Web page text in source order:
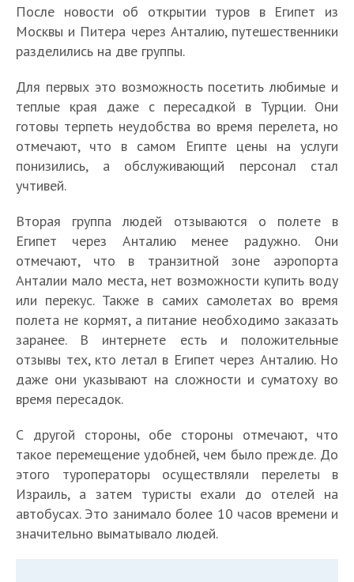
После новости об открытии туров в Египет из
Москвы и Питера через Анталию, путешественники
разделились на две группы.
Для первых это возможность посетить любимые и
теплые края даже с пересадкой в Турции. Они
готовы терпеть неудобства во время перелета, но
отмечают, что в самом Египте цены на услуги
понизились, а обслуживающий персонал стал
учтивей.
Вторая группа людей отзываются о полете в
Египет через Анталию менее радужно. Они
отмечают, что в транзитной зоне аэропорта
Анталии мало места, нет возможности купить воду
или перекус. Также в самих самолетах во время
полета не кормят, а питание необходимо заказать
заранее. В интернете есть и положительные
отзывы тех, кто летал в Египет через Анталию. Но
даже они указывают на сложности и суматоху во
время пересадок.
С другой стороны, обе стороны отмечают, что
такое перемещение удобней, чем было прежде. До
этого туроператоры осуществляли перелеты в
Израиль, а затем туристы ехали до отелей на
автобусах. Это занимало более 10 часов времени и
значительно выматывало людей.